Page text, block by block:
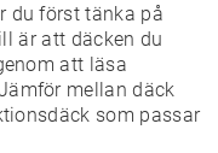
du först tänka på
är att däcken du
att läsa
mellan däck
som passar